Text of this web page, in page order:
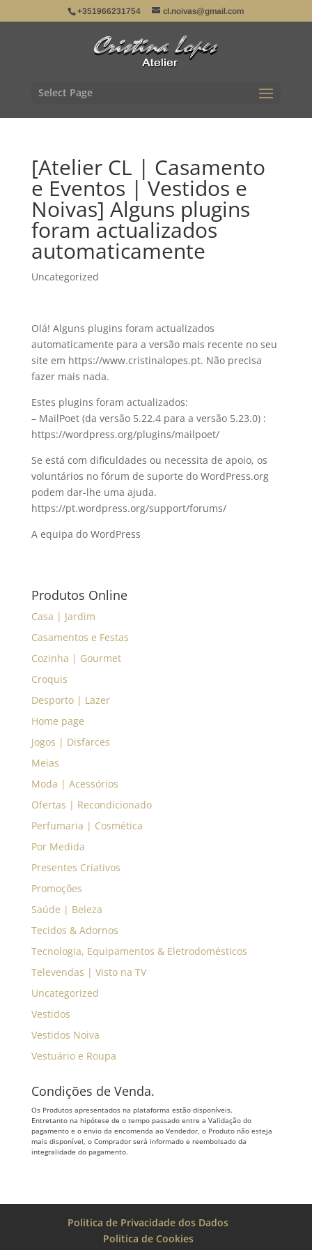
+351966231754 cl.noivas@gmail.com
Select Page
[Atelier CL | Casamento
e Eventos | Vestidos e
Noivas] Alguns plugins
foram actualizados
automaticamente
Uncategorized
Olá! Alguns plugins foram actualizados
automaticamente para a versão mais recente no seu
site em https://www.cristinalopes.pt. Não precisa
fazer mais nada.
Estes plugins foram actualizados:
– MailPoet (da versão 5.22.4 para a versão 5.23.0) :
https://wordpress.org/plugins/mailpoet/
Se está com dificuldades ou necessita de apoio, os
voluntários no fórum de suporte do WordPress.org
podem dar-lhe uma ajuda.
https://pt.wordpress.org/support/forums/
A equipa do WordPress
Produtos Online
Casa | Jardim
Casamentos e Festas
Cozinha | Gourmet
Croquis
Desporto | Lazer
Home page
Jogos | Disfarces
Meias
Moda | Acessórios
Ofertas | Recondicionado
Perfumaria | Cosmética
Por Medida
Presentes Criativos
Promoções
Saúde | Beleza
Tecidos & Adornos
Tecnologia, Equipamentos & Eletrodomésticos
Televendas | Visto na TV
Uncategorized
Vestidos
Vestidos Noiva
Vestuário e Roupa
Condições de Venda.
Os Produtos apresentados na plataforma estão disponíveis.
Entretanto na hipótese de o tempo passado entre a Validação do
pagamento e o envio da encomenda ao Vendedor, o Produto não esteja
mais disponível, o Comprador será informado e reembolsado da
integralidade do pagamento.
Politica de Privacidade dos Dados
Politica de Cookies